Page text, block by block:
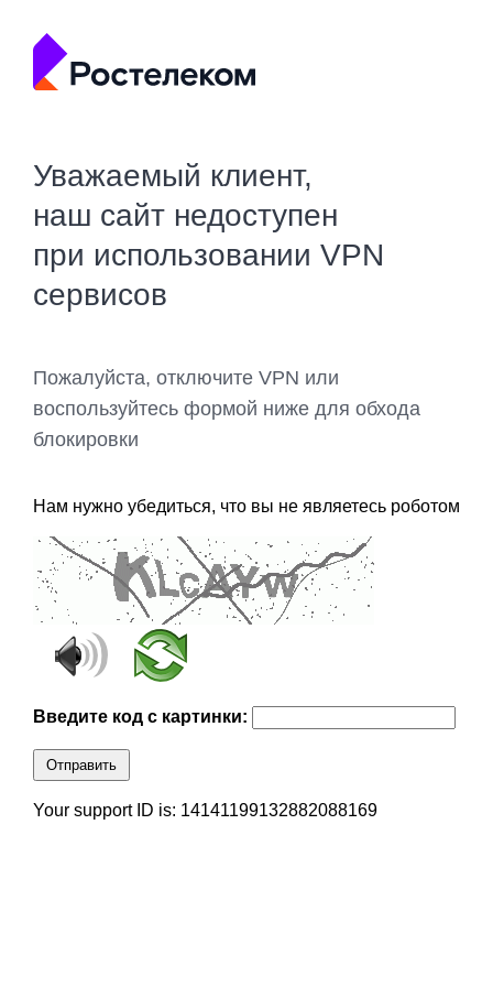
Уважаемый клиент,
наш сайт недоступен
при использовании VPN
сервисов
Пожалуйста, отключите VPN или
воспользуйтесь формой ниже для обхода
блокировки
Нам нужно убедиться, что вы не являетесь роботом
Введите код с картинки:
Отправить
Your support ID is: 14141199132882088169